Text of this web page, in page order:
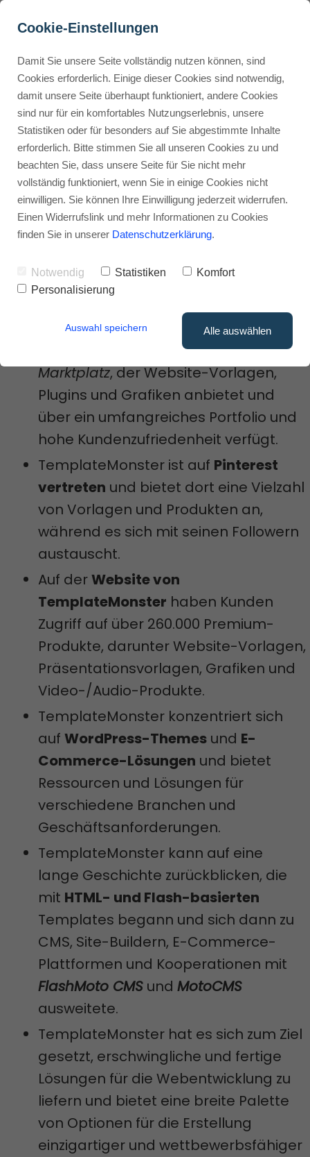
Buyer Personas erstellen
Landingpage optimieren
Internal Linking Tool
TemplateMonster
Bewertung, Übersicht,
Preise und Funktionen
(2025)
Werbehinweis: Links mit Sternchen (*) sind Affiliate-Links. Kaufst
dich.
Stephan Ochmann
Das Wichtigste in Kürze:
ist eindigitaler
Marktplatz, der Website-Vorlagen,
Plugins und Grafiken anbietet und
über ein umfangreiches Portfolio und
hohe Kundenzufriedenheit verfügt.
TemplateMonster ist auf Pinterest
vertreten und bietet dort eine Vielzahl
von Vorlagen und Produkten an,
während es sich mit seinen Followern
austauscht.
Auf derWebsite von
TemplateMonster haben Kunden
Zugriff auf über 260.000 Premium-
Produkte, darunter Website-Vorlagen,
Präsentationsvorlagen, Grafiken und
Video-/Audio-Produkte.
TemplateMonster konzentriert sich
auf WordPress-Themes und E-
Commerce-Lösungen und bietet
Ressourcen und Lösungen für
verschiedene Branchen und
Geschäftsanforderungen.
TemplateMonster kann auf eine
lange Geschichte zurückblicken, die
mit HTML- und Flash-basierten
Templates begann und sich dann zu
CMS, Site-Buildern, E-Commerce-
Plattformen und Kooperationen mit
FlashMoto CMS und MotoCMS
ausweitete.
TemplateMonster hat es sich zum Ziel
gesetzt, erschwingliche und fertige
Lösungen für die Webentwicklung zu
liefern und bietet eine breite Palette
von Optionen für die Erstellung
einzigartiger und wettbewerbsfähiger
Cookie-Einstellungen
Damit Sie unsere Seite vollständig nutzen können, sind
Cookies erforderlich. Einige dieser Cookies sind notwendig,
damit unsere Seite überhaupt funktioniert, andere Cookies
sind nur für ein komfortables Nutzungserlebnis, unsere
Statistiken oder für besonders auf Sie abgestimmte Inhalte
erforderlich. Bitte stimmen Sie all unseren Cookies zu und
beachten Sie, dass unsere Seite für Sie nicht mehr
vollständig funktioniert, wenn Sie in einige Cookies nicht
einwilligen. Sie können Ihre Einwilligung jederzeit widerrufen.
Einen Widerrufslink und mehr Informationen zu Cookies
finden Sie in unserer Datenschutzerklärung.
Notwendig Statistiken
Komfort
Personalisierung
Auswahl speichern Alle auswählen